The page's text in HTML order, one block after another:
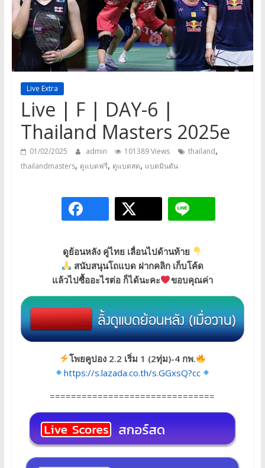
a
game,
It’s
life
Live Extra
Live | F | DAY-6 |
Thailand Masters 2025e
01/02/2025 admin 101389 Views thailand,
thailandmasters, ดูแบดฟรี, ดูแบดสด, แบดมินตัน
ดูย้อนหลัง คู่ไทย เลื่อนไปด้านท้าย
สนับสนุนโถแบด ฝากคลิก เก็บโค้ด
แล้วไปซื้ออะไรต่อ ก็ได้นะคะ
ขอบคุณค่า
โพยคูปอง 2.2 เริ่ม 1 (2ทุ่ม)-4 กพ.
https://s.lazada.co.th/s.GGxsQ?cc
===============================